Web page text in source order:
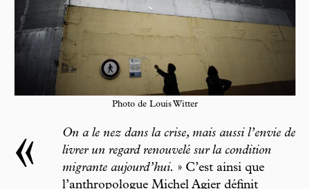
Photo de Louis Witter
«
On a le nez dans la crise, mais aussi l’envie de
livrer un regard renouvelé sur la condition
migrante aujourd’hui. » C’est ainsi que
l’anthropologue Michel Agier définit